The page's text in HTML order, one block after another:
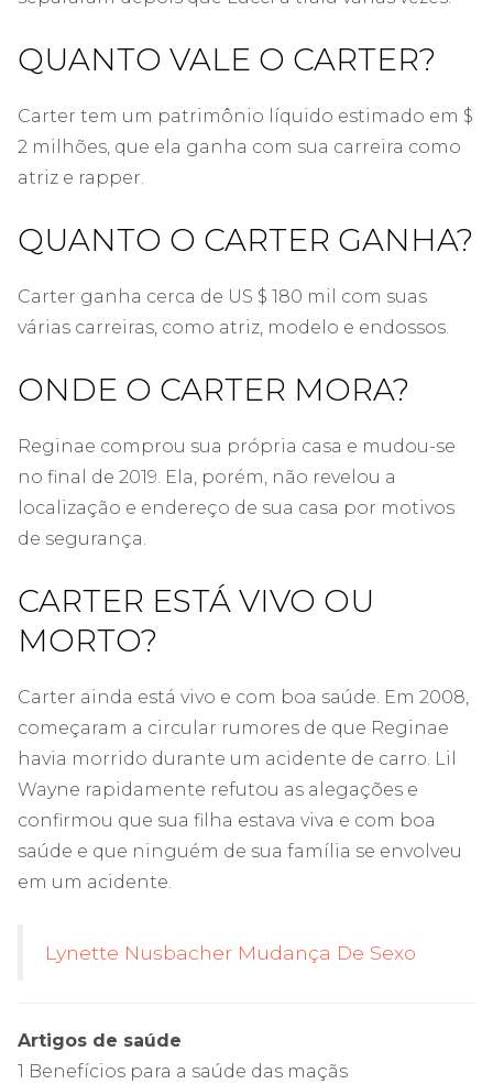
QUANTO VALE O CARTER?
Carter tem um patrimônio líquido estimado em $
2 milhões, que ela ganha com sua carreira como
atriz e rapper.
QUANTO O CARTER GANHA?
Carter ganha cerca de US $ 180 mil com suas
várias carreiras, como atriz, modelo e endossos.
ONDE O CARTER MORA?
Reginae comprou sua própria casa e mudou-se
no final de 2019. Ela, porém, não revelou a
localização e endereço de sua casa por motivos
de segurança.
CARTER ESTÁ VIVO OU
MORTO?
Carter ainda está vivo e com boa saúde. Em 2008,
começaram a circular rumores de que Reginae
havia morrido durante um acidente de carro. Lil
Wayne rapidamente refutou as alegações e
confirmou que sua filha estava viva e com boa
saúde e que ninguém de sua família se envolveu
em um acidente.
Lynette Nusbacher Mudança De Sexo
Artigos de saúde
1 Benefícios para a saúde das maçãs